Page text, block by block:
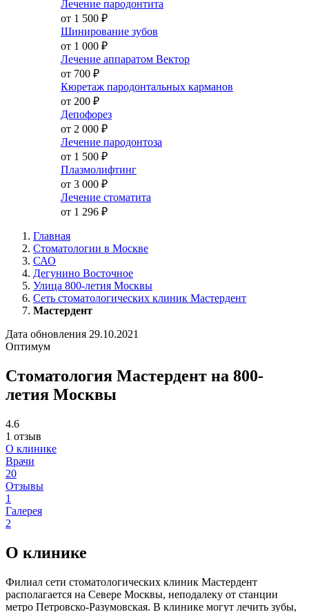
Лечение пародонтита
от 1 500 ₽
Шинирование зубов
от 1 000 ₽
Лечение аппаратом Вектор
от 700 ₽
Кюретаж пародонтальных карманов
от 200 ₽
Депофорез
от 2 000 ₽
Лечение пародонтоза
от 1 500 ₽
Плазмолифтинг
от 3 000 ₽
Лечение стоматита
от 1 296 ₽
Главная
Стоматологии в Москве
САО
Дегунино Восточное
Улица 800-летия Москвы
Сеть стоматологических клиник Мастердент
Мастердент
Дата обновления 29.10.2021
Оптимум
Стоматология Мастердент на 800-
летия Москвы
4.6
1 отзыв
О клинике
Врачи
20
Отзывы
1
Галерея
2
О клинике
Филиал сети стоматологических клиник Мастердент
располагается на Севере Москвы, неподалеку от станции
метро Петровско-Разумовская. В клинике могут лечить зубы,